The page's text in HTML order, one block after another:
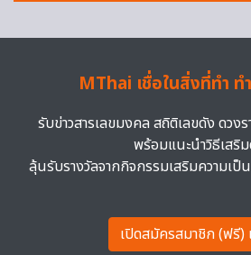
MThai เชื่อในสิ่งที่ทำ ท
รับข่าวสารเลขมงคล สถิติเลขดัง ดวง
พร้อมแนะนำวิธีเสริ
ลุ้นรับรางวัลจากกิจกรรมเสริมความเ
เปิดสมัครสมาชิก (ฟรี)